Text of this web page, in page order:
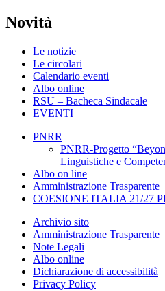
Novità
Le notizie
Le circolari
Calendario eventi
Albo online
RSU – Bacheca Sindacale
EVENTI
PNRR
PNRR-Progetto
Linguistiche e
Albo on line
Amministrazione Trasparente
COESIONE ITALIA 21/27
Archivio sito
Amministrazione Trasparente
Note Legali
Albo online
Dichiarazione di accessibilità
Privacy Policy